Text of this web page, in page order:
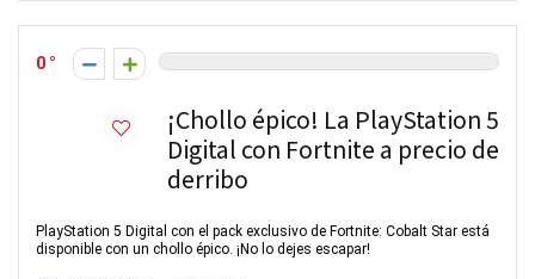
0
¡Chollo épico! La PlayStation 5
Digital con Fortnite a precio de
derribo
PlayStation 5 Digital con el pack exclusivo de Fortnite: Cobalt Star está
disponible con un chollo épico. ¡No lo dejes escapar!